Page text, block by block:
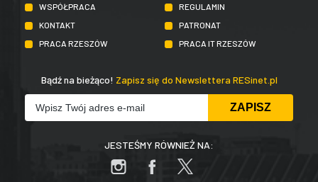
WSPÓŁPRACA
REGULAMIN
KONTAKT
PATRONAT
PRACA RZESZÓW
PRACA IT RZESZÓW
Bądź na bieżąco! Zapisz się do Newslettera RESinet.pl
JESTEŚMY RÓWNIEŻ NA: